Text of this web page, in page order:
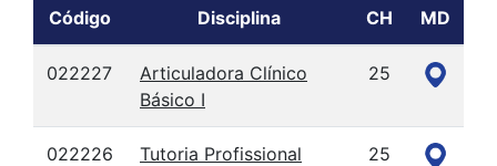
Código Disciplina CH MD
022227
Articuladora Clínico
Básico I
25
022226
Tutoria Profissional
25